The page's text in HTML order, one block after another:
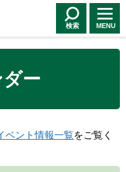
検索 MENU
ー
ベント情報一覧をご覧く